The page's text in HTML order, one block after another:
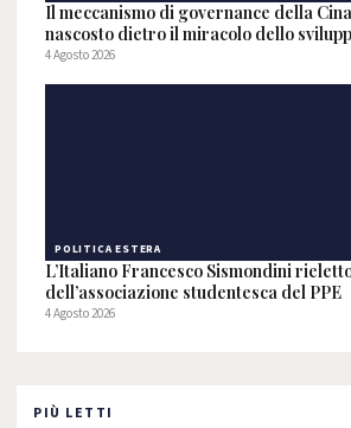
Il meccanismo di governance della
nascosto dietro il miracolo dello
4 Agosto 2026
POLITICA ESTERA
L’Italiano Francesco Sismondini
dell’associazione studentesca del PPE
4 Agosto 2026
PIÙ LETTI